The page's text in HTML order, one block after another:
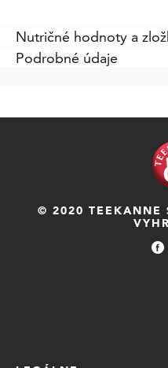
Nutričné hodnoty a
Podrobné údaje
© 2020 TEEKANNE